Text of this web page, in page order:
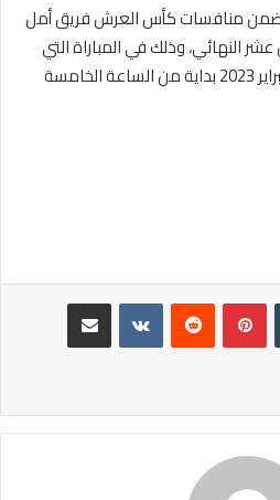
ضمن منافسات كأس العرش فريق أمل
النهائي، وذلك في المباراة التي
تمت برمجتها يوم الخميس 9 فبراير 2023 بداية من الساعة الخامسة
بينتيريست
مشاركة عبر البريد